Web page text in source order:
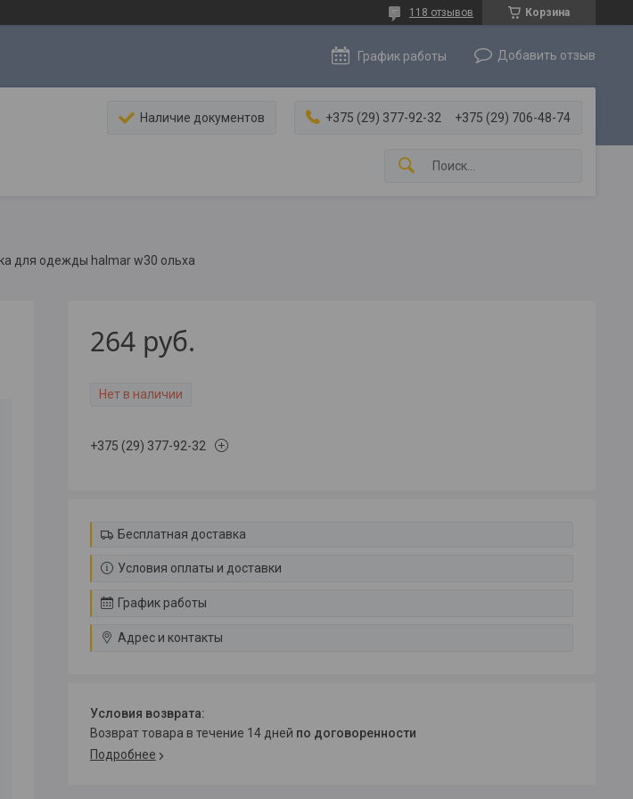
Корзина
118 отзывов
График работы Добавить отзыв
Наличие документов +375 (29) 377-92-32 +375 (29) 706-48-74
для одежды halmar w30 ольха
264 руб.
Нет в наличии
+375 (29) 377-92-32
Бесплатная доставка
Условия оплаты и доставки
График работы
Адрес и контакты
возврат товара в течение 14 дней по договоренности
Подробнее